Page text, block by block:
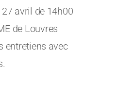
avril de 14h00
de Louvres
entretiens avec